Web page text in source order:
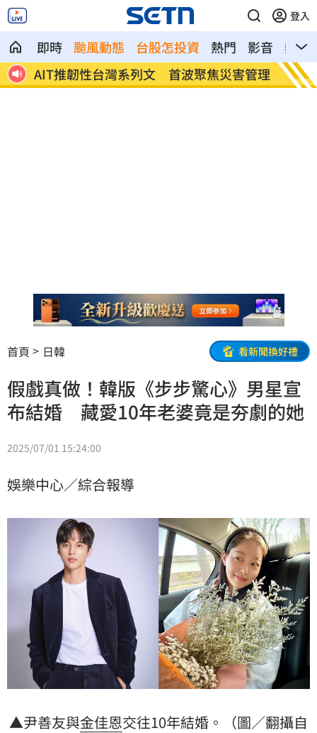
登入
即時 颱風動態 台股怎投資 熱門 影音
熱搜
理 曾經歷合約糾紛 THE BOYZ確定9人續約 新／
首頁 日韓 看新聞換好禮
假戲真做！韓版《步步驚心》男星宣
布結婚 藏愛10年老婆竟是夯劇的她
2025/07/01 15:24:00
娛樂中心／綜合報導
▲尹善友與金佳恩交往10年結婚。（圖／翻攝自